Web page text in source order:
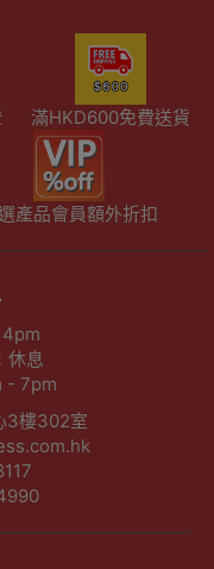
滿HKD600免費送貨
產品會員額外折扣
休息
- 7pm
3樓302室